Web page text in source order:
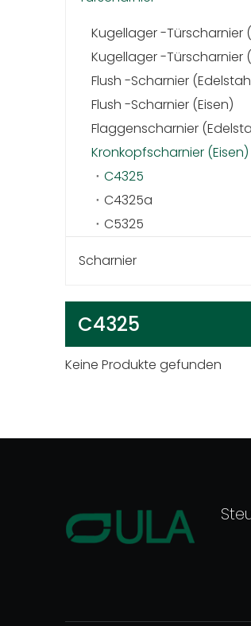
Flush -Scharnier
Flush -Scharnier (Eisen)
Kronkopfscharnier (Eisen)
C4325
C4325a
C5325
Scharnier
C4325
Keine Produkte gefunden